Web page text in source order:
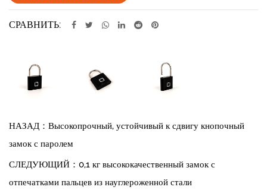
внешнему виду, цвету и т. д.).
СРАВНИТЬ:
НАЗАД：Высокопрочный, устойчивый к сдвигу кнопочный
замок с паролем
СЛЕДУЮЩИЙ：0,1 кг высококачественный замок с
отпечатками пальцев из науглероженной стали